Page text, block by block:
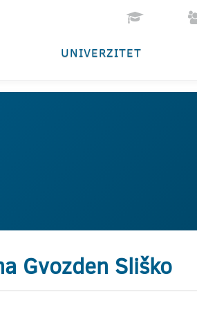
UNIVERZITET
Gvozden Sliško